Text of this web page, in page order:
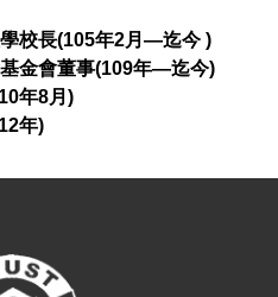
校長(105年2月—迄今 )
金會董事(109年—迄今)
年8月)
年)